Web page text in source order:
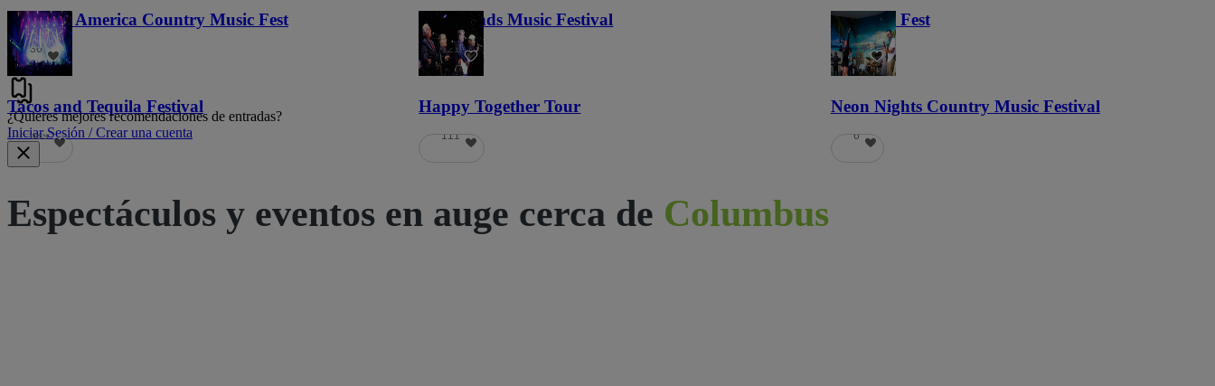
Voices of America Country Music Fest
36
Lost Lands Music Festival
121
Haunted Fest
58
Tacos and Tequila Festival
689
Happy Together Tour
111
Neon Nights Country Music Festival
6
¿Quieres mejores recomendaciones de entradas?
Iniciar Sesión / Crear una cuenta
Espectáculos y eventos en auge cerca de Columbus